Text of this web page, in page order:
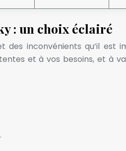
: un choix éclairé
inconvénients qu’il
et à vos besoins, et à